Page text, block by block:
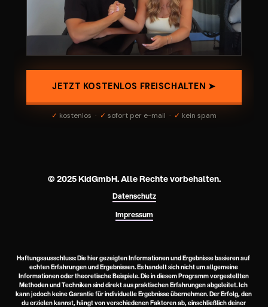
© 2025 KidGmbH. Alle Rechte vorbehalten.
Datenschutz
Impressum
Haftungsausschluss: Die hier gezeigten Informationen und Ergebnisse basieren auf
echten Erfahrungen und Ergebnissen. Es handelt sich nicht um allgemeine
Informationen oder theoretische Beispiele. Die in diesem Programm vorgestellten
Methoden und Techniken sind direkt aus praktischen Erfahrungen abgeleitet. Ich
kann jedoch keine Garantie für individuelle Ergebnisse übernehmen. Der Erfolg, den
du erzielen kannst, hängt von verschiedenen Faktoren ab, einschließlich deiner